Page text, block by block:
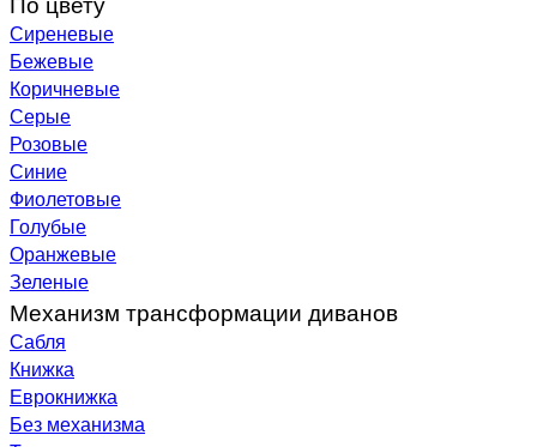
Сиреневые
Бежевые
Коричневые
Серые
Розовые
Синие
Фиолетовые
Голубые
Оранжевые
Зеленые
Механизм трансформации диванов
Сабля
Книжка
Еврокнижка
Без механизма